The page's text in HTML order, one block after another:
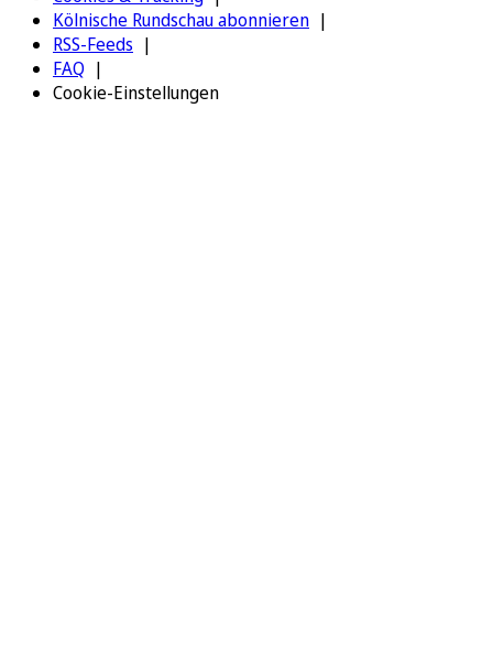
Kölnische Rundschau abonnieren
RSS-Feeds
FAQ
Cookie-Einstellungen